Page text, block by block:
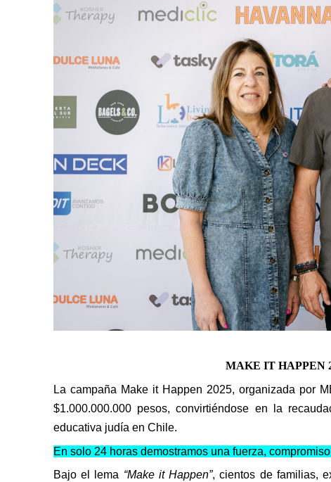
MAKE IT HAPPEN
La campaña Make it Happen 2025, organizada por
$1.000.000.000 pesos, convirtiéndose en la
educativa judía en Chile.
En solo 24 horas demostramos una fuerza,
Bajo el lema “Make it Happen”, cientos de familias,